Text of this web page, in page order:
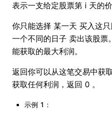
表示一支给定股票第 i 天的价
你只能选择 某一天 买入这
一个不同的日子 卖出该股票
能获取的最大利润。
返回你可以从这笔交易中获
获取任何利润，返回 0 。
示例 1：